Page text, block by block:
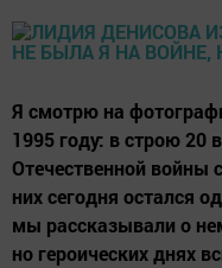
Я смотрю на
1995 году: в строю 20
Отечественной войны
них сегодня остался
мы рассказывали о
но героических днях